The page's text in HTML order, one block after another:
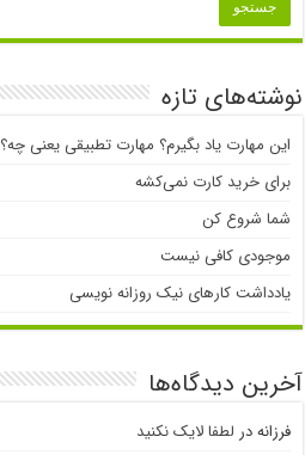
نوشته‌های تازه
این مهارت یاد بگیرم؟ مهارت تطبیقی یعنی چه؟
برای خرید کارت نمی‌‌کشه
شما شروع کن
موجودی کافی نیست
یادداشت کارهای نیک روزانه نویسی
آخرین دیدگاه‌ها
فرزانهدر لطفا لایک نکنید